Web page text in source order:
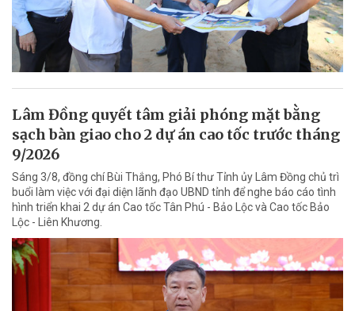
Lâm Đồng quyết tâm giải phóng mặt bằng
sạch bàn giao cho 2 dự án cao tốc trước tháng
9/2026
Sáng 3/8, đồng chí Bùi Thắng, Phó Bí thư Tỉnh ủy Lâm Đồng chủ trì
buổi làm việc với đại diện lãnh đạo UBND tỉnh để nghe báo cáo tình
hình triển khai 2 dự án Cao tốc Tân Phú - Bảo Lộc và Cao tốc Bảo
Lộc - Liên Khương.